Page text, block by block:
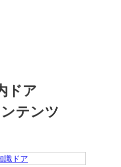
ドア
テンツ